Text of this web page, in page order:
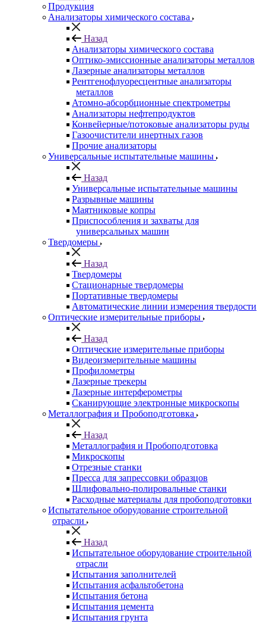
Продукция
Анализаторы химического состава
Назад
Анализаторы химического состава
Оптико-эмиссионные анализаторы металлов
Лазерные анализаторы металлов
Рентгенофлуоресцентные анализаторы
металлов
Атомно-абсорбционные спектрометры
Анализаторы нефтепродуктов
Конвейерные/потоковые анализаторы руды
Газоочистители инертных газов
Прочие анализаторы
Универсальные испытательные машины
Назад
Универсальные испытательные машины
Разрывные машины
Маятниковые копры
Приспособления и захваты для
универсальных машин
Твердомеры
Назад
Твердомеры
Стационарные твердомеры
Портативные твердомеры
Автоматические линии измерения твердости
Оптические измерительные приборы
Назад
Оптические измерительные приборы
Видеоизмерительные машины
Профилометры
Лазерные трекеры
Лазерные интерферометры
Сканирующие электронные микроскопы
Металлография и Пробоподготовка
Назад
Металлография и Пробоподготовка
Микроскопы
Отрезные станки
Пресса для запрессовки образцов
Шлифовально-полировальные станки
Расходные материалы для пробоподготовки
Испытательное оборудование строительной
отрасли
Назад
Испытательное оборудование строительной
отрасли
Испытания заполнителей
Испытания асфальтобетона
Испытания бетона
Испытания цемента
Испытания грунта